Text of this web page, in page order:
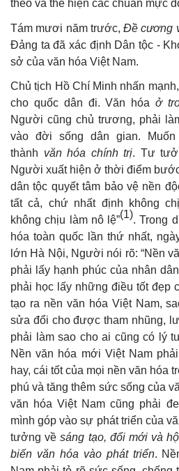
theo và thể hiện các chuẩn mực
Tám mươi năm trước,Đề cương
Đảng ta đã xác định Dân tộc -
sở của văn hóa Việt Nam.
Chủ tịch Hồ Chí Minh nhấn
cho quốc dân đi. Văn hóa ở
Người cũng chủ trương, phải
vào đời sống dân gian.
thành văn hóa chính trị. Tư
Người xuất hiện ở thời điểm
dân tộc quyết tâm bảo vệ nền
tất cả, chứ nhất định không
không chịu làm nô lệ”(1). Trong
hóa toàn quốc lần thứ nhất,
lớn Hà Nội, Người nói rõ: “Nền
phải lấy hạnh phúc của nhân
phải học lấy những điều tốt đẹp
tạo ra nền văn hóa Việt Nam,
sửa đổi cho được tham nhũng,
phải làm sao cho ai cũng có lý
Nền văn hóa mới Việt Nam
hay, cái tốt của mọi nền văn hóa
phú và tăng thêm sức sống của
văn hóa Việt Nam cũng phải
mình góp vào sự phát triển của
tưởng vềsáng tạo, đổi mới và
biến văn hóa vào phát triển.